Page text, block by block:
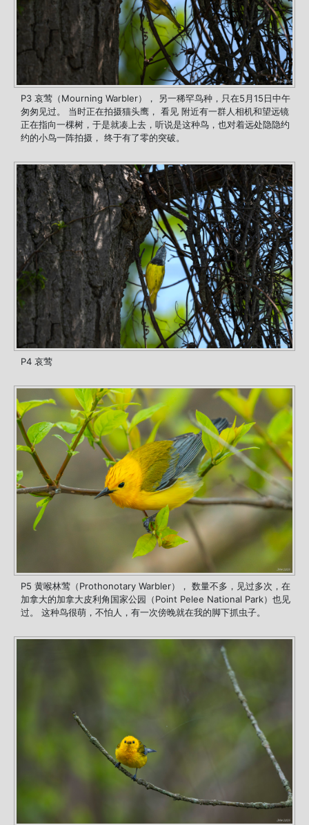
P3 哀莺（Mourning Warbler）， 另一稀罕鸟种，只在5月15日中午
匆匆见过。 当时正在拍摄猫头鹰， 看见 附近有一群人相机和望远镜
正在指向一棵树，于是就凑上去，听说是这种鸟，也对着远处隐隐约
约的小鸟一阵拍摄， 终于有了零的突破。
P4 哀莺
P5 黄喉林莺（Prothonotary Warbler）， 数量不多，见过多次，在
加拿大的加拿大皮利角国家公园（Point Pelee National Park）也见
过。 这种鸟很萌，不怕人，有一次傍晚就在我的脚下抓虫子。